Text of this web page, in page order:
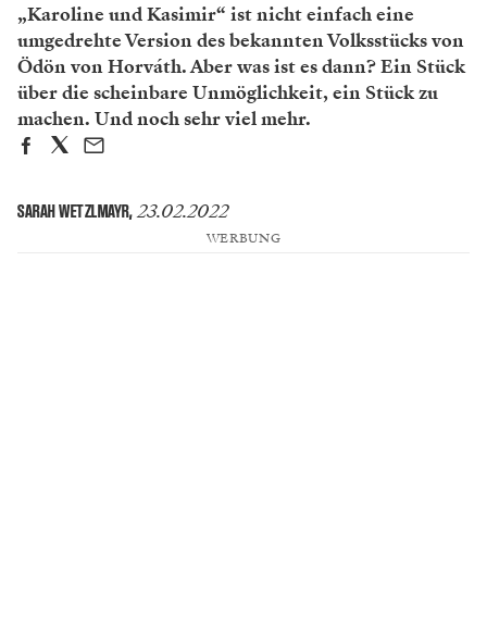
„Karoline und Kasimir“ ist nicht einfach eine
umgedrehte Version des bekannten Volksstücks von
Ödön von Horváth. Aber was ist es dann? Ein Stück
über die scheinbare Unmöglichkeit, ein Stück zu
machen. Und noch sehr viel mehr.
SARAH WETZLMAYR, 23.02.2022
WERBUNG